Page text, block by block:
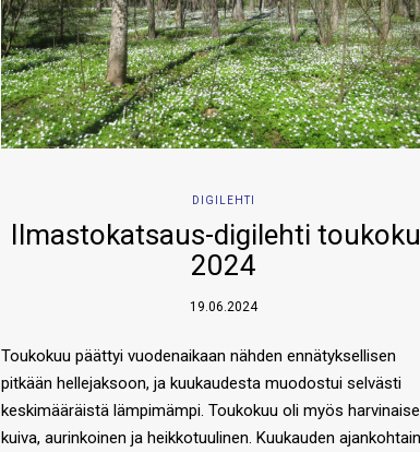
DIGILEHTI
Ilmastokatsaus-digilehti
2024
19.06.2024
Toukokuu päättyi vuodenaikaan nähden ennätyksellisen
pitkään hellejaksoon, ja kuukaudesta muodostui selvästi
keskimääräistä lämpimämpi. Toukokuu oli myös
kuiva, aurinkoinen ja heikkotuulinen. Kuukauden